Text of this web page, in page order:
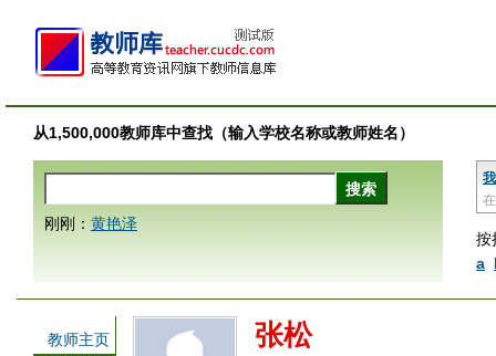
从1,500,000教师库中查找（输入学校名称或教师姓名）
按
a
刚刚： 黄艳泽
教师主页
张松